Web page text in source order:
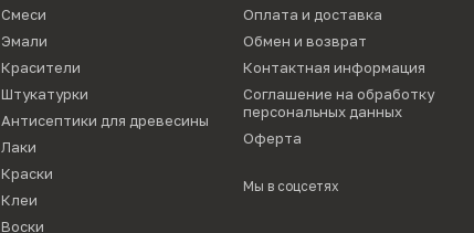
Смеси
Эмали
Красители
Штукатурки
Антисептики для древесины
Лаки
Краски
Клеи
Воски
Оплата и доставка
Обмен и возврат
Контактная информация
Соглашение на обработку
персональных данных
Оферта
Мы в соцсетях